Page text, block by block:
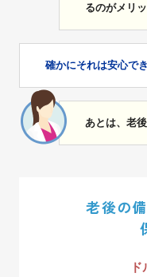
るのがメリッ
確かにそれは安心でき
あとは、老
老後の